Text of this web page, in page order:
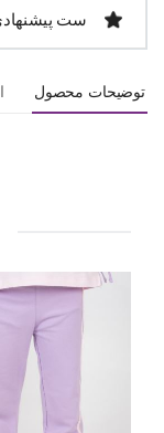
ست
توضیحات محصول